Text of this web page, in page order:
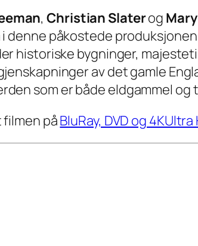
,Christian Slaterog
i denne påkostede
historiske bygninger,
av det gamle
som er både eldgammel og
filmen påBluRay, DVD og 4KUltra